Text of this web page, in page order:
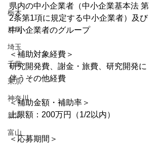
栃木
群馬
埼玉
千葉
東京
神奈川
新潟
富山
県内の中小企業者（中小企業基本法 第
2条第1項に規定する中小企業者）及び
中小企業者のグループ
＜補助対象経費＞
研究開発費、謝金・旅費、研究開発に
伴うその他経費
＜補助金額・補助率＞
上限額：200万円（1/2以内）
＜応募期間＞